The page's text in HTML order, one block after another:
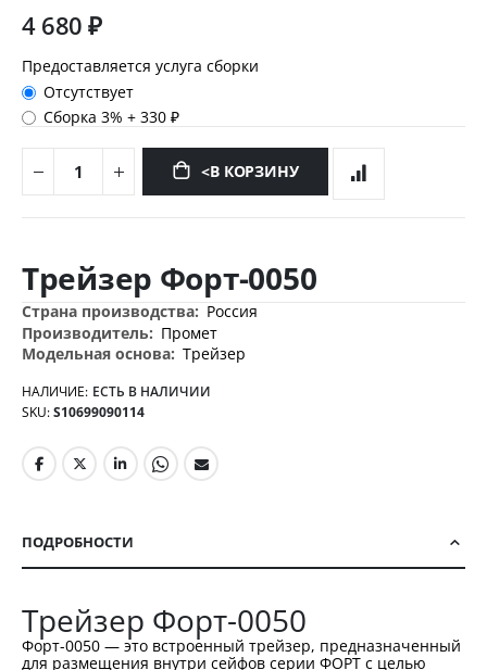
4 680 ₽
Предоставляется услуга сборки
Отсутствует
Сборка 3%+330 ₽
<В КОРЗИНУ
к
началу
галереи
изображений
Трейзер Форт-0050
Дополнительная
информация
Россия
Промет
Трейзер
НАЛИЧИЕ: ЕСТЬ В НАЛИЧИИ
SKU S10699090114
ПОДРОБНОСТИ
Трейзер Форт-0050
Форт-0050 — это встроенный трейзер, предназначенный
для размещения внутри сейфов серии ФОРТ с целью